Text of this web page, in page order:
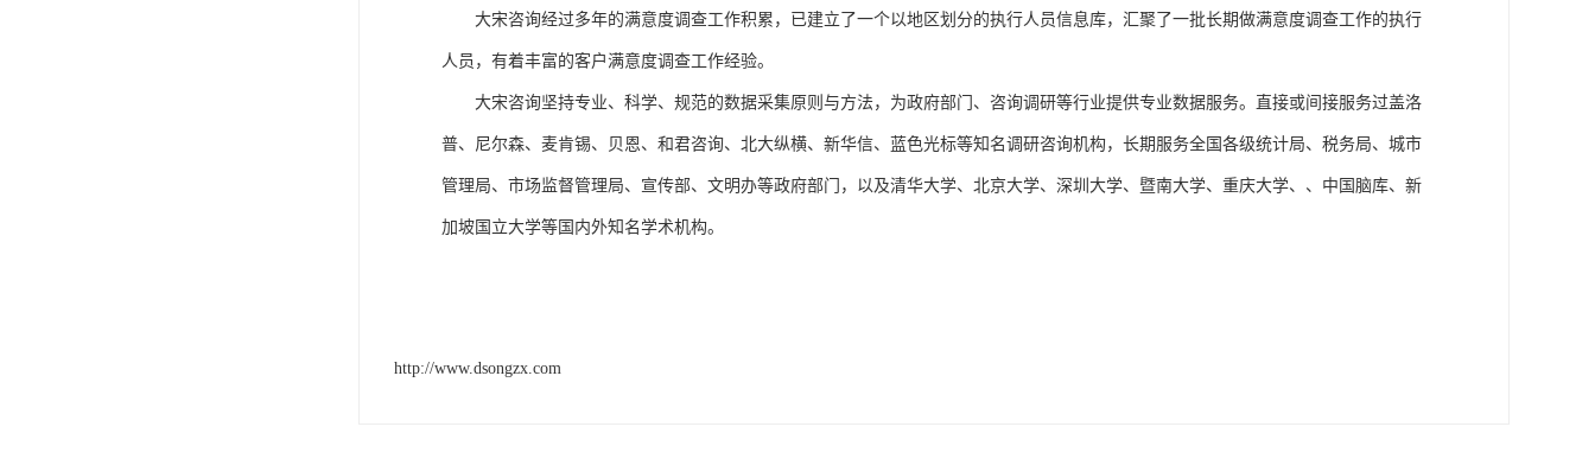
大宋咨询经过多年的满意度调查工作积累，已建立了一个以地区划分的执行人员信息库，汇聚了一批长期做满意度调查工作的执行
人员，有着丰富的客户满意度调查工作经验。
大宋咨询坚持专业、科学、规范的数据采集原则与方法，为政府部门、咨询调研等行业提供专业数据服务。直接或间接服务过盖洛
普、尼尔森、麦肯锡、贝恩、和君咨询、北大纵横、新华信、蓝色光标等知名调研咨询机构，长期服务全国各级统计局、税务局、城市
管理局、市场监督管理局、宣传部、文明办等政府部门，以及清华大学、北京大学、深圳大学、暨南大学、重庆大学、、中国脑库、新
加坡国立大学等国内外知名学术机构。
http://www.dsongzx.com